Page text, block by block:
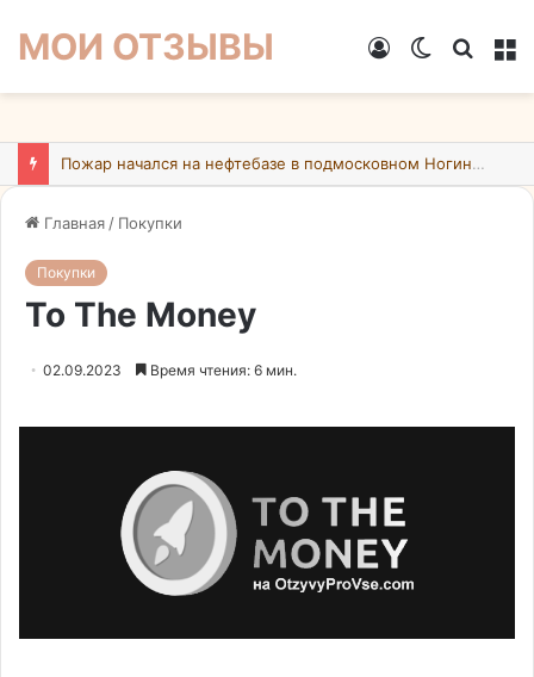
МОИ ОТЗЫВЫ
Switch
Войти
При атаке БПЛА на Подмосковье пострадали 26 человек
Главная / Покупки
Покупки
To The Money
02.09.2023 Время чтения: 6 мин.